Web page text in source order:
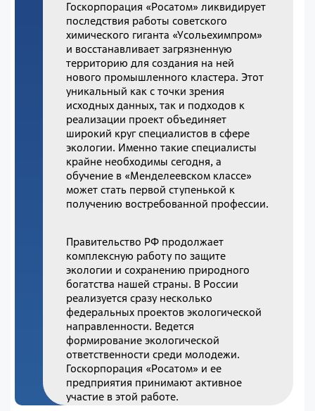
Госкорпорация «Росатом» ликвидирует
последствия работы советского
химического гиганта «Усольехимпром»
и восстанавливает загрязненную
территорию для создания на ней
нового промышленного кластера. Этот
уникальный как с точки зрения
исходных данных, так и подходов к
реализации проект объединяет
широкий круг специалистов в сфере
экологии. Именно такие специалисты
крайне необходимы сегодня, а
обучение в «Менделеевском классе»
может стать первой ступенькой к
получению востребованной профессии.
Правительство РФ продолжает
комплексную работу по защите
экологии и сохранению природного
богатства нашей страны. В России
реализуется сразу несколько
федеральных проектов экологической
направленности. Ведется
формирование экологической
ответственности среди молодежи.
Госкорпорация «Росатом» и ее
предприятия принимают активное
участие в этой работе.